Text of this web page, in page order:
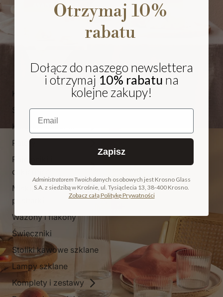
Kieliszki i pokale
Szklanki
Karafki i dzbanki
Patery
Pojemniki i
cukiernice
Miski, salaterki i
pucharki
Wazony i flakony
Świeczniki
Stoliki kawowe szklane
Lampy szklane
Komplety i zestawy
NA PREZENT
COLLECTION
Otrzymaj 10%
rabatu
Dołącz do naszego newslettera
i otrzymaj 10% rabatu na
kolejne zakupy!
Email
Zapisz
Administratorem Twoich danych osobowych jest Krosno Glass
S.A. z siedzibą w Krośnie, ul. Tysiąclecia 13, 38-400 Krosno.
Zobacz całą Politykę Prywatności